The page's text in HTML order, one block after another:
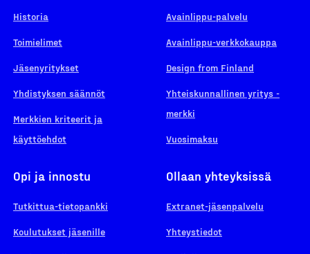
Historia
Toimielimet
Jäsenyritykset
Yhdistyksen säännöt
Merkkien kriteerit ja
käyttöehdot
Avainlippu-palvelu
Avainlippu-verkkokauppa
Design from Finland
Yhteiskunnallinen yritys -
merkki
Vuosimaksu
Opi ja innostu
Tutkittua-tietopankki
Koulutukset jäsenille
Ollaan yhteyksissä
Extranet-jäsenpalvelu
Yhteystiedot